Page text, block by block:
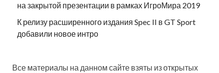
на закрытой презентации в рамках ИгроМира 2019
К релизу расширенного издания Spec II в GT Sport
добавили новое интро
Все материалы на данном сайте взяты из открытых